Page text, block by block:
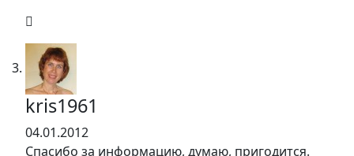
kris1961
04.01.2012
Спасибо за информацию, думаю, пригодится.